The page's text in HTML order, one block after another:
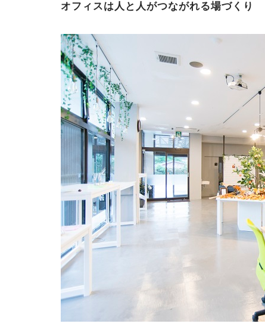
オフィスは人と人がつながれる場づくり